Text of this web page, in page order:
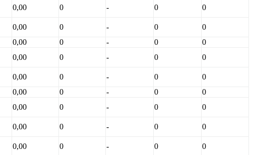
0,00 0 - 0
0
0,00 0 - 0
0
0,00 0 - 0
0
0,00 0 - 0
0
0,00 0 - 0
0
0,00 0 - 0
0
0,00 0 - 0
0
0,00 0 - 0
0
0,00 0 - 0
0